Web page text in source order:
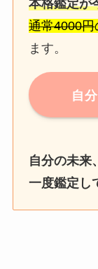
本格鑑定が
通常4000円
ます。
自
自分の未来
一度鑑定し